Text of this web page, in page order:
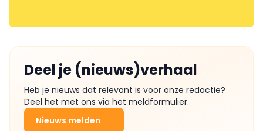
Deel je (nieuws)verhaal
Heb je nieuws dat relevant is voor onze redactie?
Deel het met ons via het meldformulier.
Nieuws melden